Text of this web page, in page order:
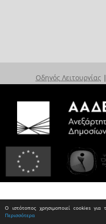
Ο ιστότοπος χρησιμοποιεί cookies για
Περισσότερα
Οδηγός Λειτουργίας |